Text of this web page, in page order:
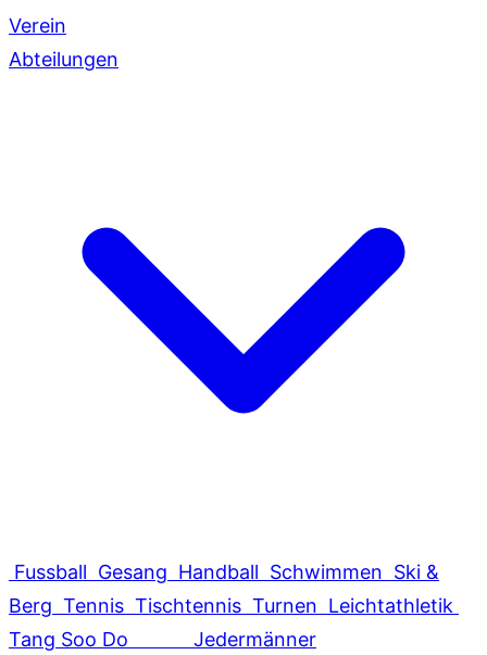
Verein
Abteilungen
Fussball Gesang Handball Schwimmen Ski &
Berg Tennis Tischtennis Turnen Leichtathletik
Tang Soo Do
Jedermänner